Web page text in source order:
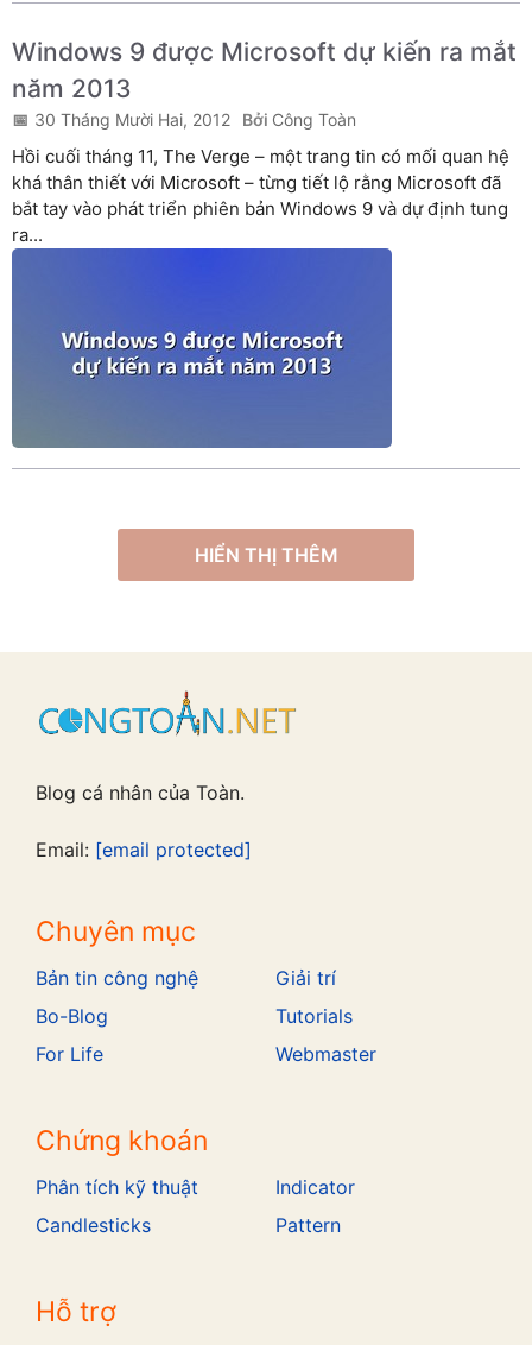
Windows 9 được Microsoft dự kiến ra mắt
năm 2013
30 Tháng Mười Hai, 2012 Công Toàn
Hồi cuối tháng 11, The Verge – một trang tin có mối quan hệ
khá thân thiết với Microsoft – từng tiết lộ rằng Microsoft đã
bắt tay vào phát triển phiên bản Windows 9 và dự định tung
ra...
HIỂN THỊ THÊM
Blog cá nhân của Toàn.
Email: [email protected]
Chuyên mục
Bản tin công nghệ
Bo-Blog
For Life
Giải trí
Tutorials
Webmaster
Chứng khoán
Phân tích kỹ thuật
Candlesticks
Indicator
Pattern
Hỗ trợ